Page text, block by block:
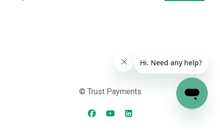
© Trust Payments